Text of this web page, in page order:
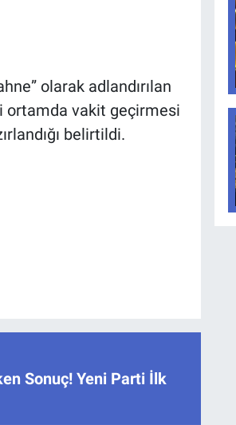
olarak adlandırılan
ortamda vakit geçirmesi
belirtildi.
Sonuç! Yeni Parti İlk